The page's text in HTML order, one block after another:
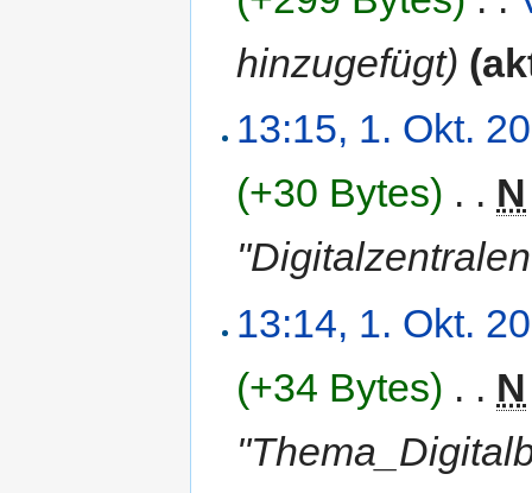
hinzugefügt)
13:15, 1. Okt.
(+30 Bytes) . . N
13:14, 1. Okt.
(+34 Bytes) . . N